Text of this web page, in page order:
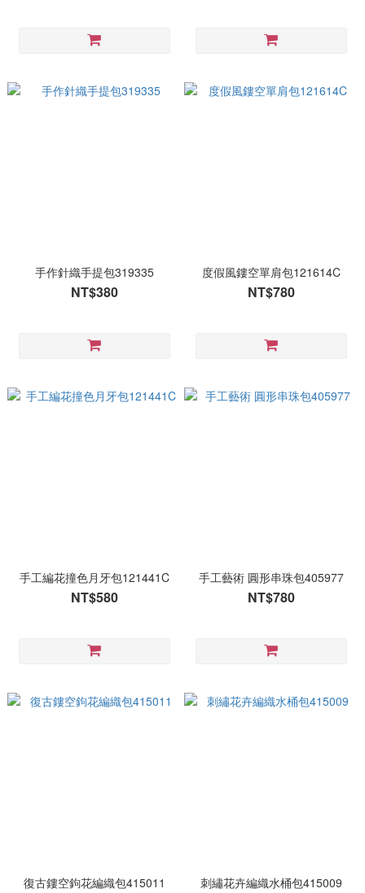
手作針織手提包319335
NT$380
度假風鏤空單肩包121614C
NT$780
手工編花撞色月牙包121441C
NT$580
手工藝術 圓形串珠包405977
NT$780
復古鏤空鉤花編織包415011 刺繡花卉編織水桶包415009